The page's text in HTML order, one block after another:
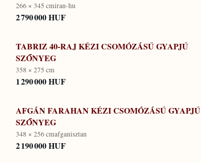
266 × 345 cmiran-hu
2 790 000 HUF
TABRIZ 40-RAJ KÉZI CSOMÓZÁSÚ GYAPJÚ
SZŐNYEG
358 × 275 cm
1 290 000 HUF
AFGÁN FARAHAN KÉZI CSOMÓZÁSÚ GYAPJÚ
SZŐNYEG
348 × 256 cmafganisztan
2 190 000 HUF